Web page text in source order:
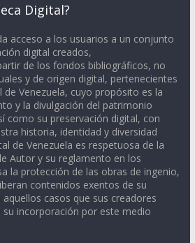
Digital?
acceso a los usuarios a un conjunto
digital creados,
de los fondos bibliográficos, no
y de origen digital, pertenecientes
Venezuela, cuyo propósito es la
y la divulgación del patrimonio
como su preservación digital, con
historia, identidad y diversidad
de Venezuela es respetuosa de la
Autor y su reglamento en los
la protección de las obras de ingenio,
contenidos exentos de su
casos que sus creadores
incorporación por este medio